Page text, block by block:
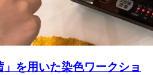
を用いた染色ワークショ